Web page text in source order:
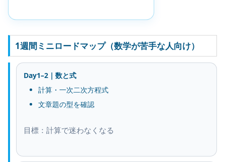
1週間ミニロードマップ（数学が苦手な人向け）
Day1–2｜数と式
計算・一次二次方程式
文章題の型を確認
目標：計算で迷わなくなる